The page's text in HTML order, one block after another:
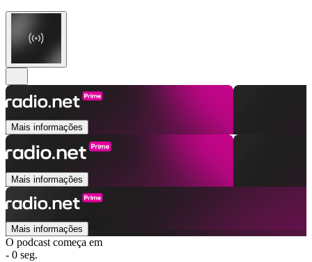
Mais informações
Mais informações
Mais informações
O podcast começa em
- 0 seg.